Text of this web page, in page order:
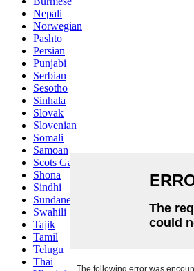
Nepali
Norwegian
Pashto
Persian
Punjabi
Serbian
Sesotho
Sinhala
Slovak
Slovenian
Somali
Samoan
Scots Gaelic
Shona
Sindhi
Sundanese
Swahili
Tajik
Tamil
Telugu
Thai